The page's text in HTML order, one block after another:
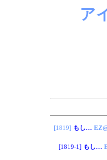
ア
[1819] もし…
[1819-1] もし…